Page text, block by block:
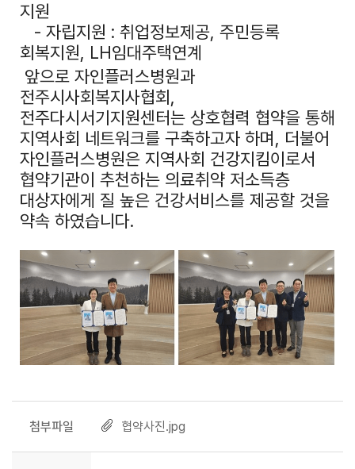
지원
- 자립지원 : 취업정보제공, 주민등록
회복지원, LH임대주택연계
앞으로 자인플러스병원과
전주시사회복지사협회,
전주다시서기지원센터는 상호협력 협약을 통해
지역사회 네트워크를 구축하고자 하며, 더불어
자인플러스병원은 지역사회 건강지킴이로서
협약기관이 추천하는 의료취약 저소득층
대상자에게 질 높은 건강서비스를 제공할 것을
약속 하였습니다.
첨부파일 협약사진.jpg